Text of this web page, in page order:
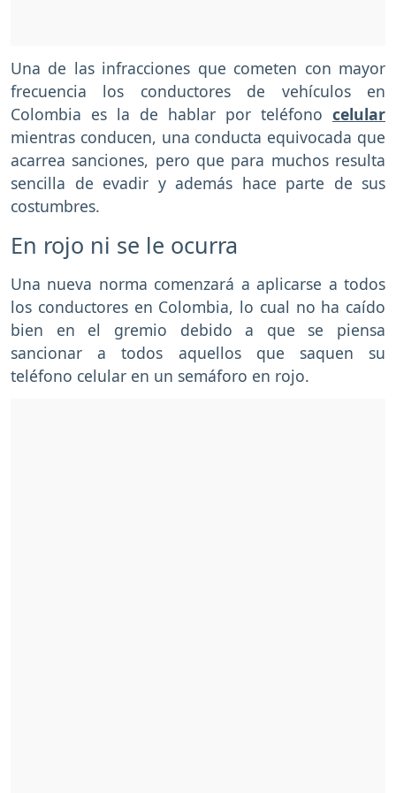
Una de las infracciones que cometen con mayor
frecuencia los conductores de vehículos en
Colombia es la de hablar por teléfono celular
mientras conducen, una conducta equivocada que
acarrea sanciones, pero que para muchos resulta
sencilla de evadir y además hace parte de sus
costumbres.
En rojo ni se le ocurra
Una nueva norma comenzará a aplicarse a todos
los conductores en Colombia, lo cual no ha caído
bien en el gremio debido a que se piensa
sancionar a todos aquellos que saquen su
teléfono celular en un semáforo en rojo.